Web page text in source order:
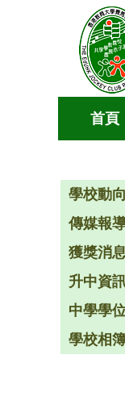
首頁
學校動向
傳媒報
獲獎消
升中資
中學學
學校相